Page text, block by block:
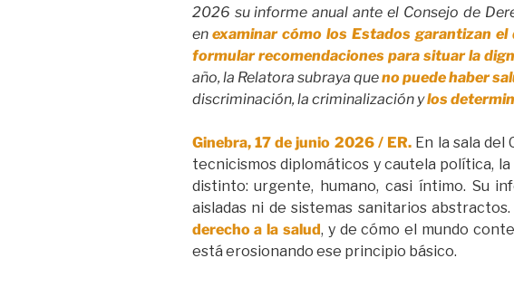
2026 su informe anual ante el Consejo de
enexaminar cómo los Estados garantizan
formular recomendaciones para situar la
año, la Relatora subraya queno puede haber
discriminación, la criminalización ylos
Ginebra, 17 de junio 2026 / ER. En la sala del
tecnicismos diplomáticos y cautela política,
distinto: urgente, humano, casi íntimo. Su
aisladas ni de sistemas sanitarios
derecho a la salud, y de cómo el mundo
está erosionando ese principio básico.